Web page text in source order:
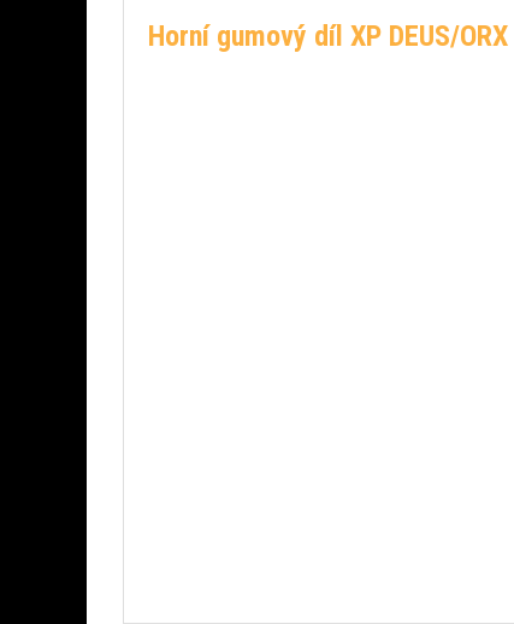
Horní gumový díl XP DEUS/ORX